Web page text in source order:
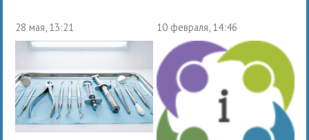
28 мая, 13:21 10 февраля, 14:46